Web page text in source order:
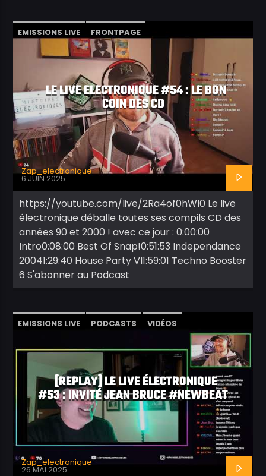
EMISSIONS LIVE
FRONTPAGE
PODCASTS
VIDÉOS
LE LIVE ELECTRONIQUE #54 : LE BON
COIN DES CD
Zap_electronique
6 JUIN 2025
https://youtube.com/live/2Ra4of0hWI0 Le live
électronique déballe toutes ses compils CD des
années 90 et 2000 ! avec ce jour : 0:00:00
Intro0:08:00 Best Of Snap!0:51:53 Independance
20041:29:40 House Party VI1:59:01 Techno Booster
6 S'abonner au Podcast
EMISSIONS LIVE PODCASTS VIDÉOS
[REPLAY] LE LIVE ÉLECTRONIQUE
#53 : INVITÉ JEAN BRUCE #NEWBEAT
Zap_electronique
26 MAI 2025